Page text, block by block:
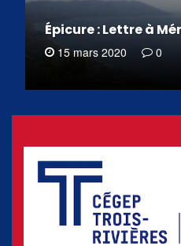
Épicure : Lettre à
15 mars 2020 0